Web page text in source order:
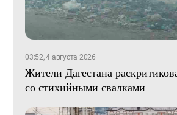
03:52, 4 августа 2026
Жители Дагестана
со стихийными свалками